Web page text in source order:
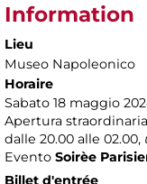
Information
Lieu
Museo Napoleonico
Horaire
Sabato 18 maggio
Apertura
dalle 20.00 alle 02.00,
Evento Soirèe
Billet d'entrée